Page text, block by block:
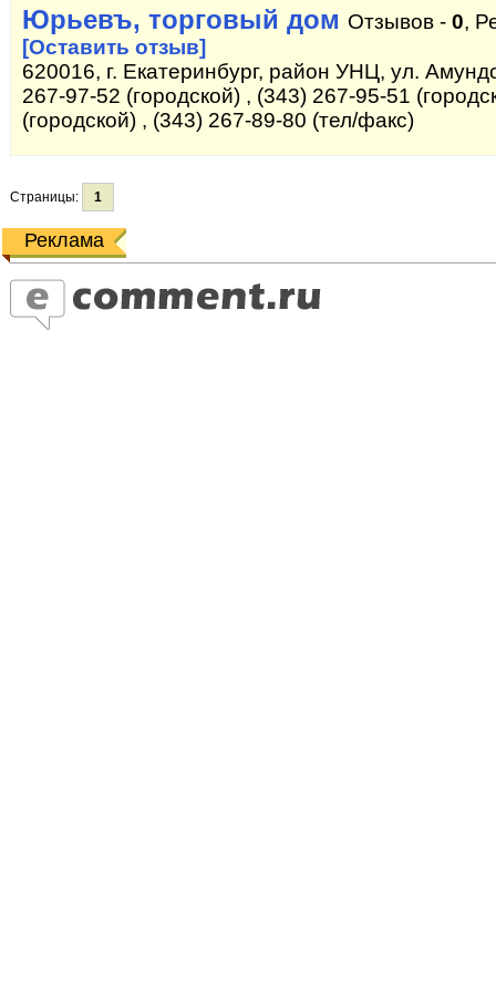
Юрьевъ, торговый дом Отзывов - 0,
[Оставить отзыв]
620016, г. Екатеринбург, район УНЦ, ул.
267-97-52 (городской) , (343) 267-95-51
(городской) , (343) 267-89-80 (тел/факс)
Страницы: 1
Реклама